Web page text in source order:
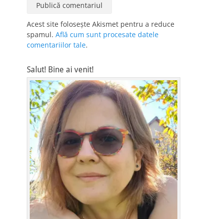
Acest site folosește Akismet pentru a reduce
spamul. Află cum sunt procesate datele
comentariilor tale.
Salut! Bine ai venit!